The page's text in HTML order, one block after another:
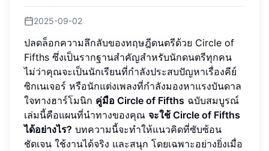
2025-09-02
ปลดล็อกความลึกลับของทฤษฎีดนตรีด้วย Circle of
Fifths ซึ่งเป็นรากฐานสำคัญสำหรับนักดนตรีทุกคน
ไม่ว่าคุณจะเป็นนักเรียนที่กำลังประสบปัญหาเรื่องคีย์
ซิกเนเจอร์ หรือนักแต่งเพลงที่กำลังมองหาแรงบันดาล
ใจทางฮาร์โมนิก คู่มือ Circle of Fifths ฉบับสมบูรณ์
เล่มนี้คือแผนที่นำทางของคุณ จะใช้ Circle of Fifths
ได้อย่างไร? บทความนี้จะทำให้แนวคิดที่ซับซ้อน
ชัดเจน ใช้งานได้จริง และสนุก โดยเฉพาะอย่างยิ่งเมื่อ